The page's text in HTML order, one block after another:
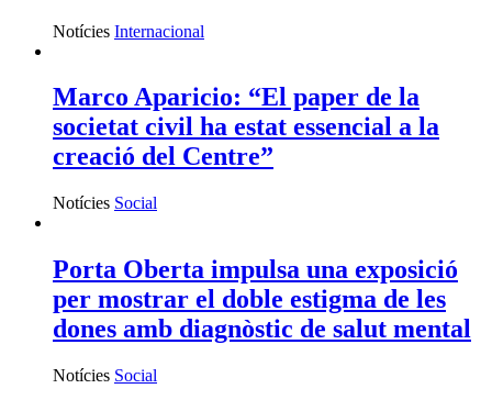
Notícies Internacional
Marco Aparicio: “El paper de la
societat civil ha estat essencial a la
creació del Centre”
Notícies Social
Porta Oberta impulsa una exposició
per mostrar el doble estigma de les
dones amb diagnòstic de salut mental
Notícies Social